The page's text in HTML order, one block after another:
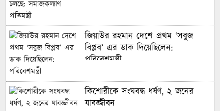
জিয়াউর রহমান দেশে প্রথম ‘সবুজ
বিপ্লব’ এর ডাক দিয়েছিলেন:
পরিবেশমন্ত্রী
কিশোরীকে সংঘবদ্ধ ধর্ষণ, ২ জনের
যাবজ্জীবন